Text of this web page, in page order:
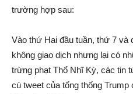
trường hợp sau:
Vào thứ Hai đầu tuần, thứ 7 và
không giao dịch nhưng lại có
trừng phạt Thổ Nhĩ Kỳ, các tin
cú tweet của tổng thống